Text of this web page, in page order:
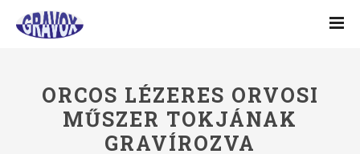
ORCOS LÉZERES ORVOSI
MŰSZER TOKJÁNAK
GRAVÍROZVA